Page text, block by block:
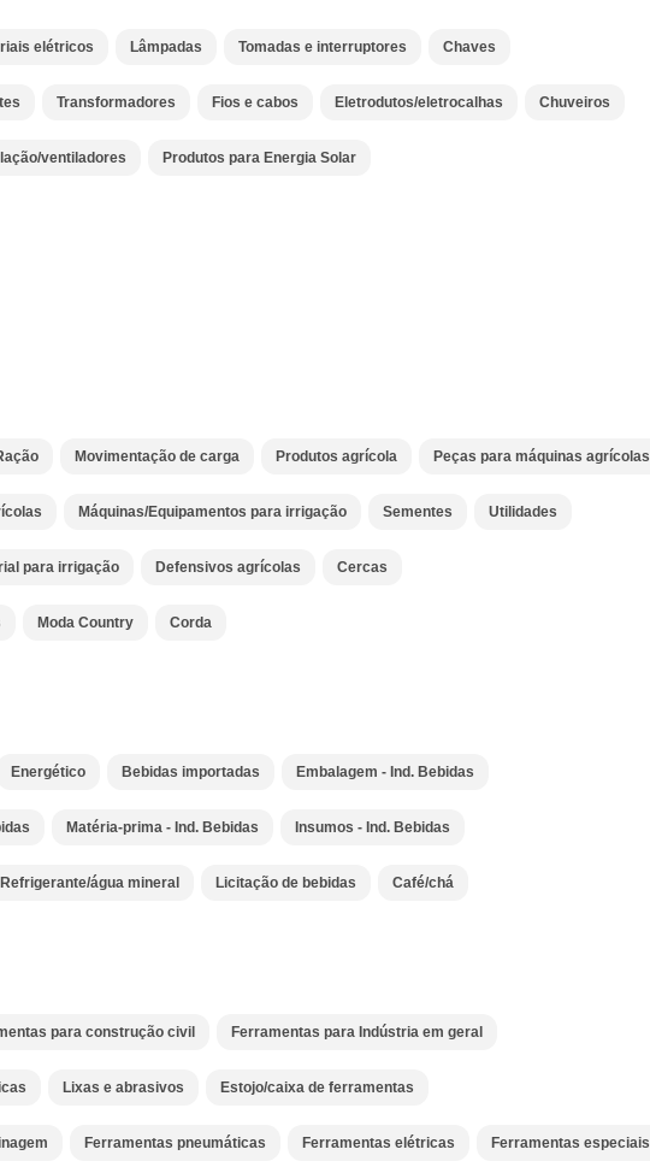
elétricos Lâmpadas Tomadas e interruptores Chaves
Transformadores Fios e cabos Eletrodutos/eletrocalhas Chuveiros
ventiladores Produtos para Energia Solar
Movimentação de carga Produtos agrícola Peças para máquinas agrícolas
Máquinas/Equipamentos para irrigação Sementes Utilidades
para irrigação Defensivos agrícolas Cercas
Moda Country Corda
Energético Bebidas importadas Embalagem - Ind. Bebidas
Matéria-prima - Ind. Bebidas Insumos - Ind. Bebidas
Refrigerante/água mineral Licitação de bebidas Café/chá
para construção civil Ferramentas para Indústria em geral
Lixas e abrasivos Estojo/caixa de ferramentas
Ferramentas pneumáticas Ferramentas elétricas Ferramentas especiais